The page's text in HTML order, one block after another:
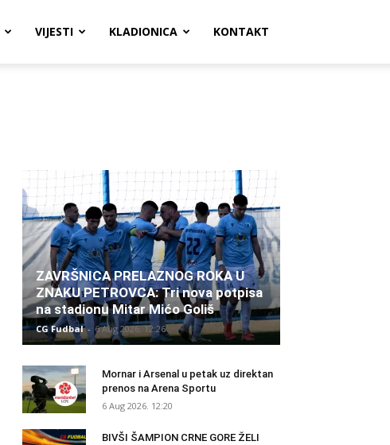
VIJESTI KLADIONICA KONTAKT
ZAVRŠNICA PRELAZNOG ROKA U
ZNAKU PETROVCA: Tri nova potpisa
na stadionu Mitar Mićo Goliš
CG Fudbal - 6 Aug 2026. 12:26
Mornar i Arsenal u petak uz direktan
prenos na Arena Sportu
6 Aug 2026. 12:20
BIVŠI ŠAMPION CRNE GORE ŽELI